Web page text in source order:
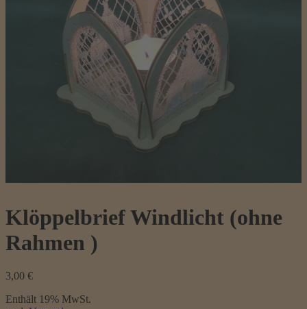
Klöppelbrief Windlicht (ohne
Rahmen )
3,00 €
Enthält 19% MwSt.